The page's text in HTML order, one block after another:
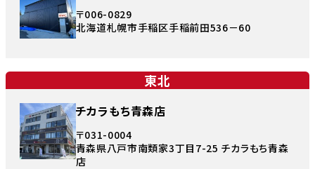
〒006-0829
北海道札幌市手稲区手稲前田536－60
東北
チカラもち青森店
〒031-0004
青森県八戸市南類家3丁目7-25 チカラもち青森
店